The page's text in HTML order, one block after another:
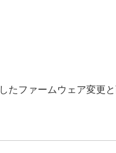
たファームウェア変更